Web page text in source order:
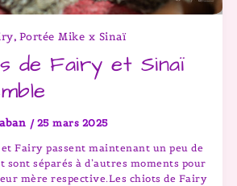
, Portée Mike x Sinaï
de Fairy et Sinaï
/ 25 mars 2025
et Fairy passent maintenant un peu de
sont séparés à d’autres moments pour
mère respective.Les chiots de Fairy